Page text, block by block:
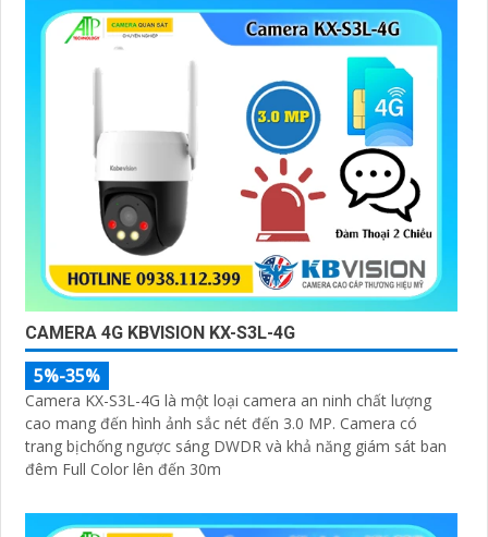
CAMERA 4G KBVISION KX-S3L-4G
5%-35%
Camera KX-S3L-4G là một loại camera an ninh chất lượng
cao mang đến hình ảnh sắc nét đến 3.0 MP. Camera có
trang bịchống ngược sáng DWDR và khả năng giám sát ban
đêm Full Color lên đến 30m